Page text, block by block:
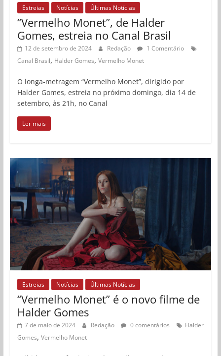
Estreias Notícias Últimas Notícias
“Vermelho Monet”, de Halder
Gomes, estreia no Canal Brasil
12 de setembro de 2024 Redação
1 Comentário
Canal Brasil, Halder Gomes, Vermelho Monet
O longa-metragem “Vermelho Monet”, dirigido por
Halder Gomes, estreia no próximo domingo, dia 14 de
setembro, às 21h, no Canal
Ler mais
Estreias Notícias Últimas Notícias
“Vermelho Monet” é o novo filme de
Halder Gomes
7 de maio de 2024 Redação 0 comentários
Halder
Gomes, Vermelho Monet